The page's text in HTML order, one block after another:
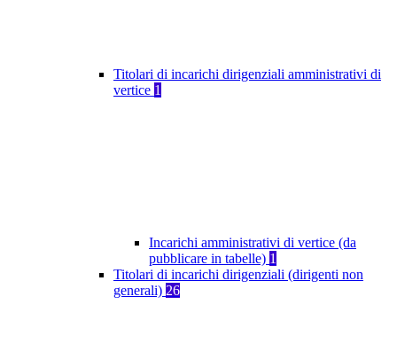
Titolari di incarichi dirigenziali amministrativi di
vertice 1
Incarichi amministrativi di vertice (da
pubblicare in tabelle) 1
Titolari di incarichi dirigenziali (dirigenti non
generali) 26